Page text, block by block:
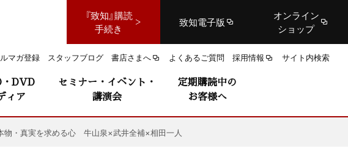
『致知』購読
手続き
致知電子版
オンライン
ショップ
マガ登録 スタッフブログ 書店さまへ よくあるご質問 採用情報 サイト内検索
・DVD
ィア
セミナー・イベント・
講演会
定期購読中の
お客様へ
物・真実を求める心 牛山泉×武井全補×相田一人